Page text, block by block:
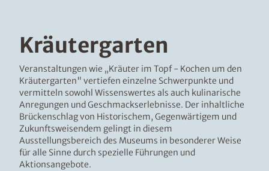
Kräutergarten
Veranstaltungen wie „Kräuter im Topf - Kochen um den
Kräutergarten" vertiefen einzelne Schwerpunkte und
vermitteln sowohl Wissenswertes als auch kulinarische
Anregungen und Geschmackserlebnisse. Der inhaltliche
Brückenschlag von Historischem, Gegenwärtigem und
Zukunftsweisendem gelingt in diesem
Ausstellungsbereich des Museums in besonderer Weise
für alle Sinne durch spezielle Führungen und
Aktionsangebote.